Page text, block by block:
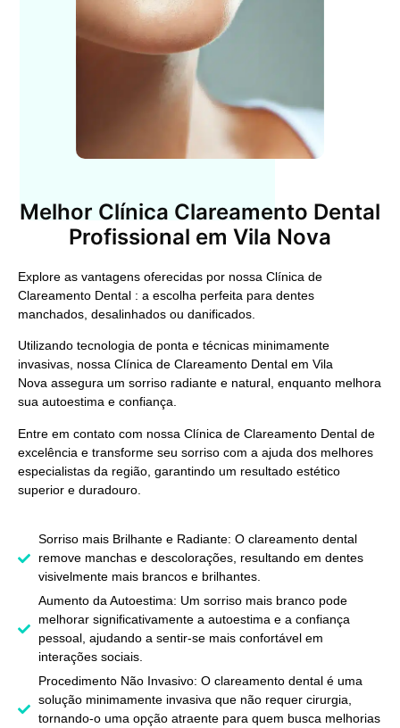
Melhor Clínica Clareamento Dental
Profissional em Vila Nova
Explore as vantagens oferecidas por nossa Clínica de
Clareamento Dental : a escolha perfeita para dentes
manchados, desalinhados ou danificados.
Utilizando tecnologia de ponta e técnicas minimamente
invasivas, nossa Clínica de Clareamento Dental em Vila
Nova assegura um sorriso radiante e natural, enquanto melhora
sua autoestima e confiança.
Entre em contato com nossa Clínica de Clareamento Dental de
excelência e transforme seu sorriso com a ajuda dos melhores
especialistas da região, garantindo um resultado estético
superior e duradouro.
Sorriso mais Brilhante e Radiante: O clareamento dental
remove manchas e descolorações, resultando em dentes
visivelmente mais brancos e brilhantes.
Aumento da Autoestima: Um sorriso mais branco pode
melhorar significativamente a autoestima e a confiança
pessoal, ajudando a sentir-se mais confortável em
interações sociais.
Procedimento Não Invasivo: O clareamento dental é uma
solução minimamente invasiva que não requer cirurgia,
tornando-o uma opção atraente para quem busca melhorias